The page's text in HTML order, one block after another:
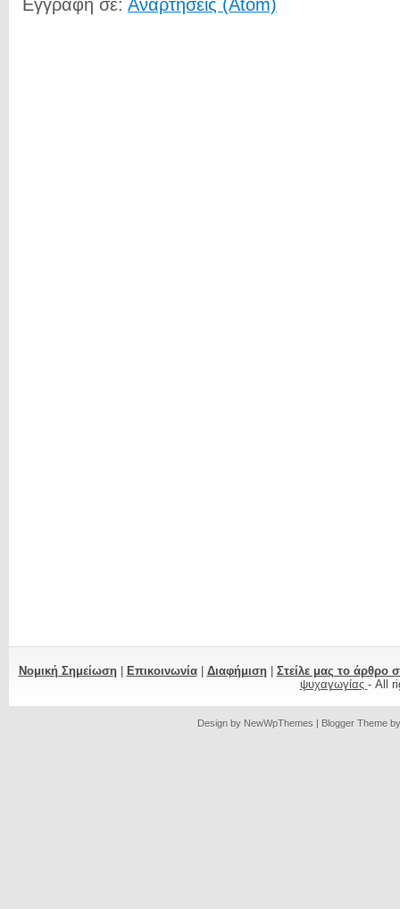
Εγγραφή σε: Αναρτήσεις (Atom)
Νομική Σημείωση| Επικοινωνία| Διαφήμιση| Στείλε μας το άρθρο
ψυχαγωγίας - All
Design by NewWpThemes | Blogger Theme